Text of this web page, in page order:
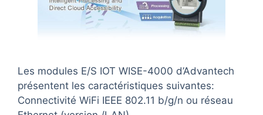
Les modules E/S IOT WISE-4000 d’Advantech
présentent les caractéristiques suivantes:
Connectivité WiFi IEEE 802.11 b/g/n ou réseau